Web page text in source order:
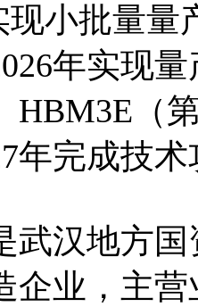
现小批量量
年实现
HBM3E（
年完成技术
武汉地方
企业，主